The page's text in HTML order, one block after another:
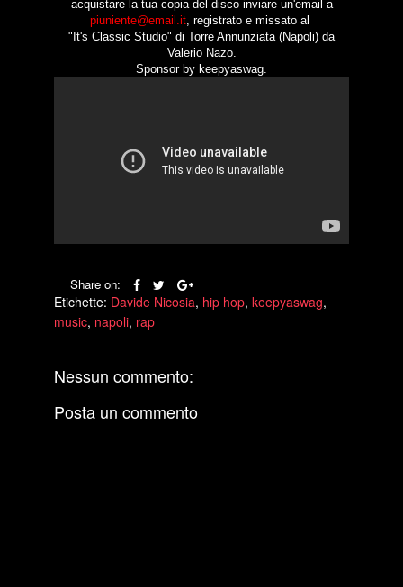
acquistare la tua copia del disco inviare un'email a
piuniente@email.it, registrato e missato al
"It's Classic Studio" di Torre Annunziata (Napoli) da
Valerio Nazo.
Sponsor by keepyaswag.
Share on:
Etichette: Davide Nicosia, hip hop, keepyaswag,
music, napoli, rap
Nessun commento:
Posta un commento